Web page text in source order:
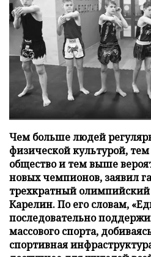
Чем больше людей
физической культурой, тем
общество и тем выше
новых чемпионов, заявил
трехкратный
Карелин. По его словам,
последовательно
массового спорта,
спортивная